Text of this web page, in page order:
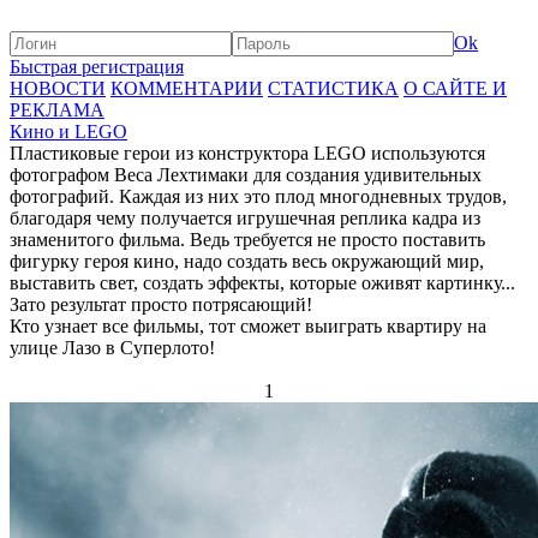
Ok
Быстрая регистрация
НОВОСТИ КОММЕНТАРИИ СТАТИСТИКА О САЙТЕ И
РЕКЛАМА
Кино и LEGO
Пластиковые герои из конструктора LEGO используются
фотографом Веса Лехтимаки для создания удивительных
фотографий. Каждая из них это плод многодневных трудов,
благодаря чему получается игрушечная реплика кадра из
знаменитого фильма. Ведь требуется не просто поставить
фигурку героя кино, надо создать весь окружающий мир,
выставить свет, создать эффекты, которые оживят картинку...
Зато результат просто потрясающий!
Кто узнает все фильмы, тот сможет выиграть квартиру на
улице Лазо в Суперлото!
1